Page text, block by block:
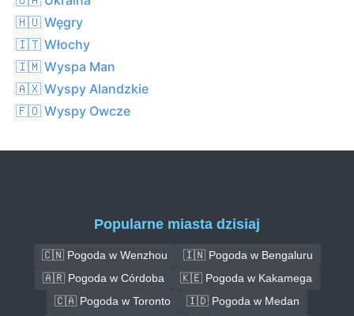
🇭🇺 Węgry
🇮🇹 Włochy
🇮🇲 Wyspa Man
🇦🇽 Wyspy Alandzkie
🇫🇴 Wyspy Owcze
Popularne miasta dzisiaj
🇨🇳 Pogoda w Wenzhou
🇮🇳 Pogoda w Bengaluru
🇦🇷 Pogoda w Córdoba
🇰🇪 Pogoda w Kakamega
🇨🇦 Pogoda w Toronto
🇮🇩 Pogoda w Medan